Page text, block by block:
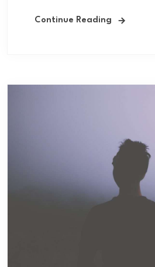
Continue Reading